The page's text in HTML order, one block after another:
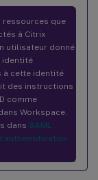
ressources que
à Citrix
utilisateur donné
identité
à cette identité
des instructions
comme
Workspace.
dans SAML